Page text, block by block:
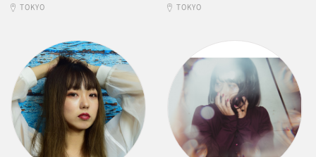
TOKYO TOKYO